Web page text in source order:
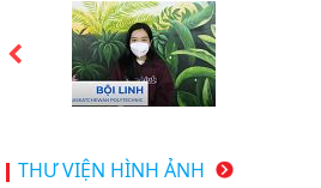
Du học Mỹ 2026 - Lấy
chương trình High
bạn khám phá
THƯ VIỆN HÌNH ẢNH